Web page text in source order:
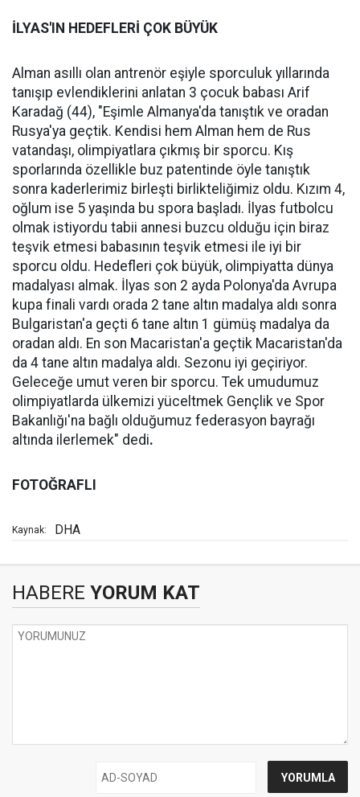
İLYAS'IN HEDEFLERİ ÇOK BÜYÜK
Alman asıllı olan antrenör eşiyle sporculuk yıllarında
tanışıp evlendiklerini anlatan 3 çocuk babası Arif
Karadağ (44), "Eşimle Almanya'da tanıştık ve oradan
Rusya'ya geçtik. Kendisi hem Alman hem de Rus
vatandaşı, olimpiyatlara çıkmış bir sporcu. Kış
sporlarında özellikle buz patentinde öyle tanıştık
sonra kaderlerimiz birleşti birlikteliğimiz oldu. Kızım 4,
oğlum ise 5 yaşında bu spora başladı. İlyas futbolcu
olmak istiyordu tabii annesi buzcu olduğu için biraz
teşvik etmesi babasının teşvik etmesi ile iyi bir
sporcu oldu. Hedefleri çok büyük, olimpiyatta dünya
madalyası almak. İlyas son 2 ayda Polonya'da Avrupa
kupa finali vardı orada 2 tane altın madalya aldı sonra
Bulgaristan'a geçti 6 tane altın 1 gümüş madalya da
oradan aldı. En son Macaristan'a geçtik Macaristan'da
da 4 tane altın madalya aldı. Sezonu iyi geçiriyor.
Geleceğe umut veren bir sporcu. Tek umudumuz
olimpiyatlarda ülkemizi yüceltmek Gençlik ve Spor
Bakanlığı'na bağlı olduğumuz federasyon bayrağı
altında ilerlemek" dedi.
FOTOĞRAFLI
Kaynak: DHA
HABERE YORUM KAT